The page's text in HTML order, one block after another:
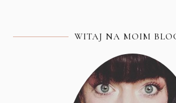
WITAJ NA MOIM